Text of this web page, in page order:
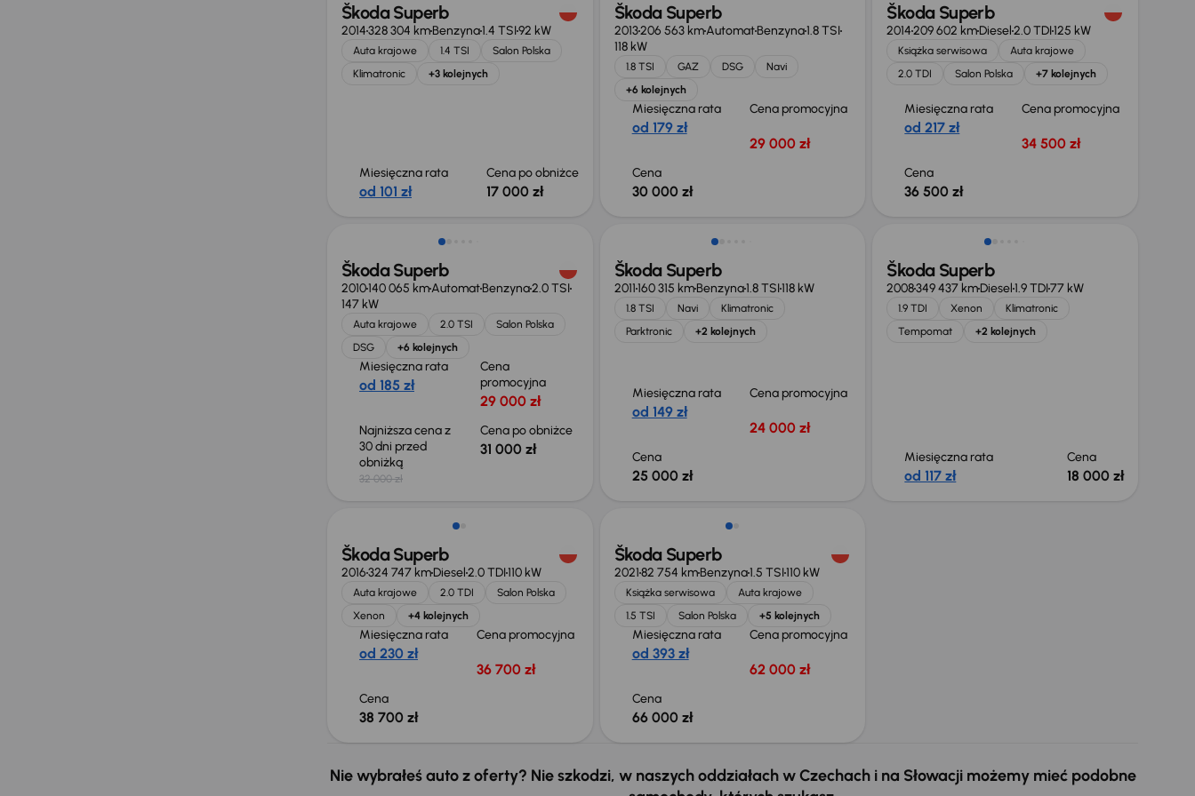
Škoda Superb
2014328 304 kmBenzyna1.4 TSI92 kW
Auta krajowe 1.4 TSI
Salon Polska
Klimatronic
+3 kolejnych
Miesięczna rata
od 101 zł
Cena po obniżce
17 000 zł
Škoda Superb
2013206 563 kmAutomatBenzyna1.8 TSI
118 kW
1.8 TSI GAZ DSG
Navi
+6 kolejnych
Miesięczna rata
od 179 zł
Cena promocyjna
29 000 zł
Cena
30 000 zł
Škoda Superb
2014209 602 kmDiesel2.0 TDI125 kW
Książka serwisowa
Auta krajowe
2.0 TDI
Salon Polska +7 kolejnych
Miesięczna rata
od 217 zł
Cena promocyjna
34 500 zł
Cena
36 500 zł
Taniej o 1 000 zł
Škoda Superb
2010140 065 kmAutomatBenzyna2.0 TSI
147 kW
Auta krajowe 2.0 TSI
Salon Polska
DSG
+6 kolejnych
Miesięczna rata
od 185 zł
Cena
promocyjna
29 000 zł
Najniższa cena z
30 dni przed
obniżką
32 000 zł
Cena po obniżce
31 000 zł
Škoda Superb
2011160 315 kmBenzyna1.8 TSI118 kW
1.8 TSI Navi
Klimatronic
Parktronic
+2 kolejnych
Miesięczna rata
od 149 zł
Cena promocyjna
24 000 zł
Cena
25 000 zł
Škoda Superb
2008349 437 kmDiesel1.9 TDI77 kW
1.9 TDI Xenon
Klimatronic
Tempomat
+2 kolejnych
Miesięczna rata
od 117 zł
Cena
18 000 zł
Škoda Superb
2016324 747 kmDiesel2.0 TDI110 kW
Auta krajowe 2.0 TDI
Salon Polska
Xenon
+4 kolejnych
Miesięczna rata
od 230 zł
Cena promocyjna
36 700 zł
Cena
38 700 zł
Możliwość odliczenia VAT
Škoda Superb
202182 754 kmBenzyna1.5 TSI110 kW
Książka serwisowa
Auta krajowe
1.5 TSI
Salon Polska +5 kolejnych
Miesięczna rata
od 393 zł
Cena promocyjna
62 000 zł
Cena
66 000 zł
Nie wybrałeś auto z oferty? Nie szkodzi, w naszych oddziałach w Czechach i na Słowacji możemy mieć podobne